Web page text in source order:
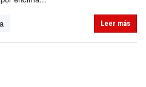
Leer más